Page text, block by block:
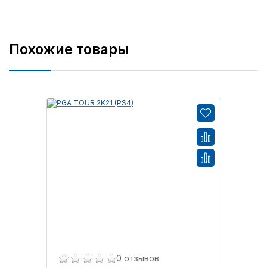
Похожие товары
0 отзывов